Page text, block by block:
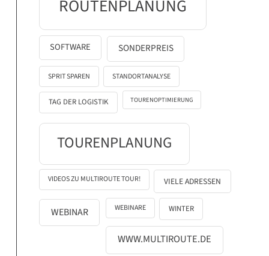
ROUTENPLANUNG
SOFTWARE SONDERPREIS
SPRIT SPAREN STANDORTANALYSE
TAG DER LOGISTIK TOURENOPTIMIERUNG
TOURENPLANUNG
VIDEOS ZU MULTIROUTE TOUR! VIELE ADRESSEN
WEBINAR WEBINARE WINTER
WWW.MULTIROUTE.DE